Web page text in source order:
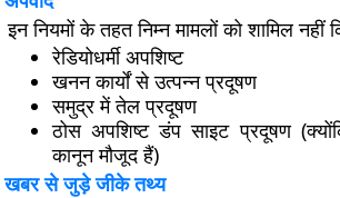
इन नियमों के तहत निम्न मामलों को शामिल नहीं
रेडियोधर्मी अपशिष्ट
खनन कार्यों से उत्पन्न प्रदूषण
समुद्र में तेल प्रदूषण
ठोस अपशिष्ट डंप साइट प्रदूषण
कानून मौजूद हैं)
खबर से जुड़े जीके तथ्य